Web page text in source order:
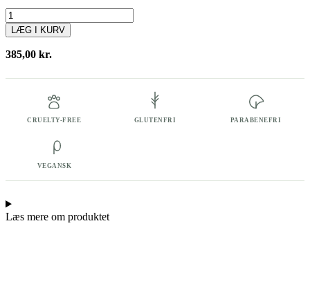
Visible
Radiance
effect
30
antal
LÆG I KURV
385,00 kr.
CRUELTY-FREE GLUTENFRI PARABENEFRI
VEGANSK
Læs mere om produktet